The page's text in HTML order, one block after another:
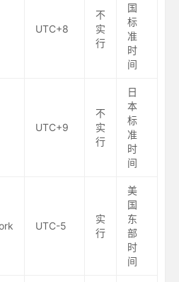
UTC+8
不
实
行
国
标
准
时
间
UTC+9
不
实
行
日
本
标
准
时
间
UTC-5
实
行
美
国
东
部
时
间